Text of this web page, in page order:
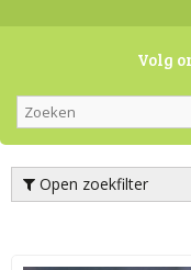
Volg
Open zoekfilter